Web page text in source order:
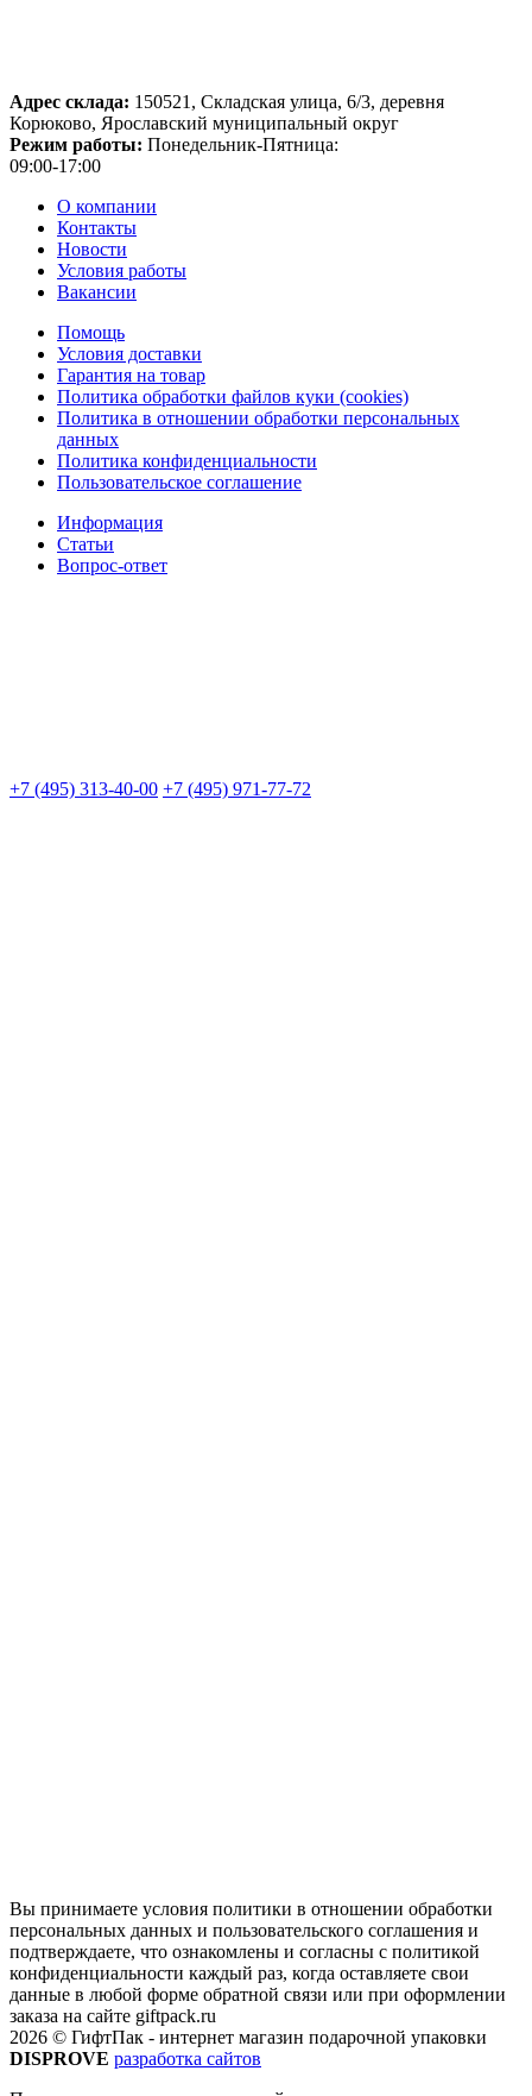
Адрес склада: 150521, Складская улица, 6/3, деревня
Корюково, Ярославский муниципальный округ
Режим работы: Понедельник-Пятница:
09:00-17:00
О компании
Контакты
Новости
Условия работы
Вакансии
Помощь
Условия доставки
Гарантия на товар
Политика обработки файлов куки (cookies)
Политика в отношении обработки персональных
данных
Политика конфиденциальности
Пользовательское соглашение
Информация
Статьи
Вопрос-ответ
+7 (495) 313-40-00 +7 (495) 971-77-72
Вы принимаете условия политики в отношении обработки
персональных данных и пользовательского соглашения и
подтверждаете, что ознакомлены и согласны с политикой
конфиденциальности каждый раз, когда оставляете свои
данные в любой форме обратной связи или при оформлении
заказа на сайте giftpack.ru
2026 © ГифтПак - интернет магазин подарочной упаковки
DISPROVE разработка сайтов